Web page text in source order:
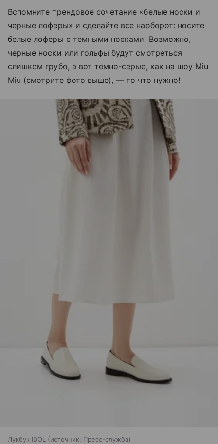
Вспомните трендовое сочетание «белые носки и
черные лоферы» и сделайте все наоборот: носите
белые лоферы с темными носками. Возможно,
черные носки или гольфы будут смотреться
слишком грубо, а вот темно-серые, как на шоу Miu
Miu (смотрите фото выше), — то что нужно!
Лукбук IDOL источник: Пресс-служба